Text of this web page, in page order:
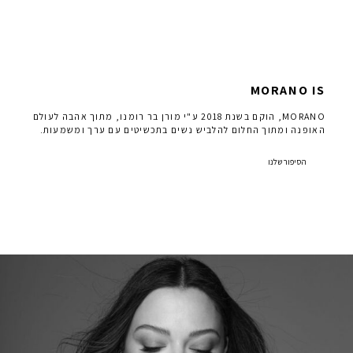
MORANO IS
MORANO, הוקם בשנת 2018 ע"י מורן בר רומנו, מתוך אהבה לעולם
האופנה ומתוך החלום להלביש נשים בתכשיטים עם ערך ומשמעות.
הסיפור שלנו